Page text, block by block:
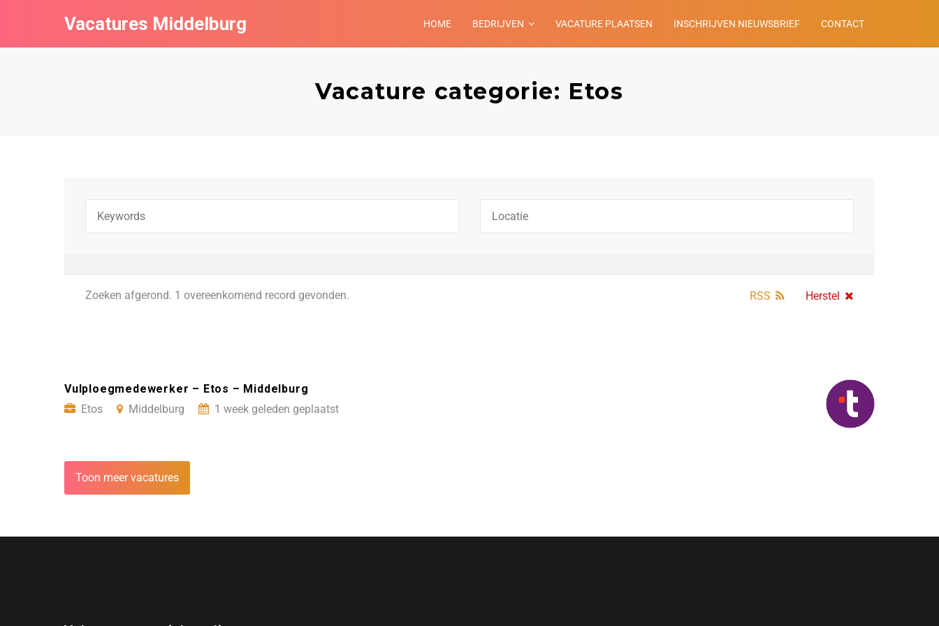
Vacatures Middelburg HOME BEDRIJVEN VACATURE PLAATSEN INSCHRIJVEN NIEUWSBRIEF CONTACT
Vacature categorie: Etos
Zoeken afgerond. 1 overeenkomend record gevonden. Herstel
RSS
Vulploegmedewerker – Etos – Middelburg
Etos
Middelburg 1 week geleden geplaatst
Toon meer vacatures